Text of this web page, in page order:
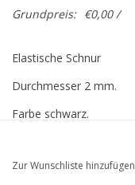
Grundpreis: €0,00 /
Elastische Schnur
Durchmesser 2 mm.
Farbe schwarz.
200 Meter pro Rolle.
Zur Wunschliste hinzufügen